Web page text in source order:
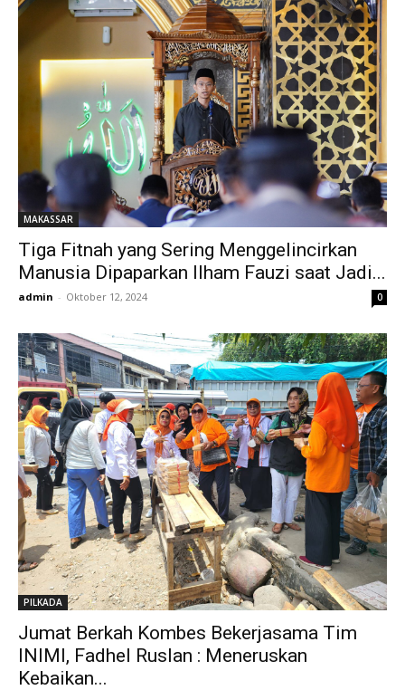
MAKASSAR
Tiga Fitnah yang Sering Menggelincirkan
Manusia Dipaparkan Ilham Fauzi saat Jadi...
admin - Oktober 12, 2024 0
PILKADA
Jumat Berkah Kombes Bekerjasama Tim
INIMI, Fadhel Ruslan : Meneruskan
Kebaikan...